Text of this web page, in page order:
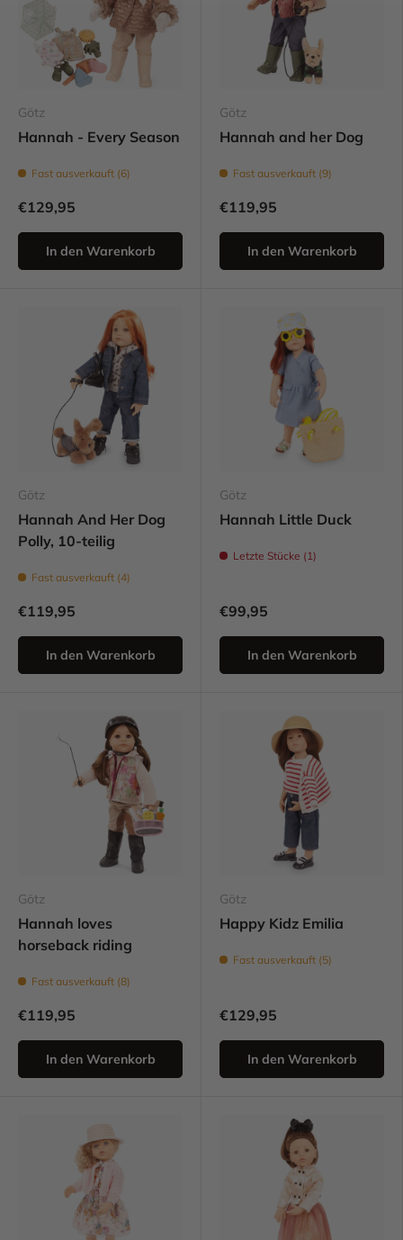
Götz
Hannah - Every Season
Fast ausverkauft (6)
€129,95
In den Warenkorb
Götz
Hannah and her Dog
Fast ausverkauft (9)
€119,95
In den Warenkorb
Götz
Hannah And Her Dog
Polly, 10-teilig
Fast ausverkauft (4)
€119,95
In den Warenkorb
Götz
Hannah Little Duck
Letzte Stücke (1)
€99,95
In den Warenkorb
Götz
Hannah loves
horseback riding
Fast ausverkauft (8)
€119,95
In den Warenkorb
Götz
Happy Kidz Emilia
Fast ausverkauft (5)
€129,95
In den Warenkorb